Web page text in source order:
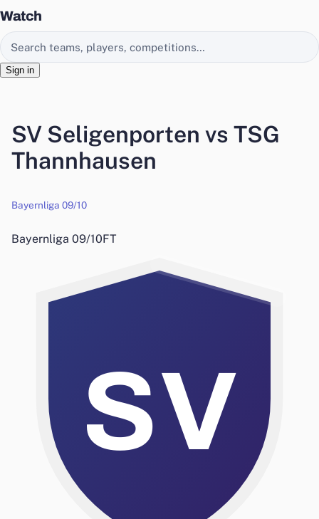
Watch
Search EasyChamp
Sign in
SV Seligenporten vs TSG
Thannhausen
Bayernliga 09/10
Bayernliga 09/10FT
SV